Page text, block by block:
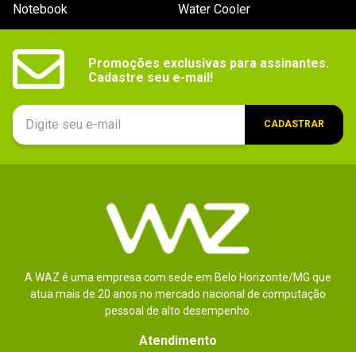
Notebook
Water Cooler
Promoções exclusivas para assinantes.
Cadastre seu e-mail!
CADASTRAR
A WAZ é uma empresa com sede em Belo Horizonte/MG que
atua mais de 20 anos no mercado nacional de computação
pessoal de alto desempenho.
Atendimento